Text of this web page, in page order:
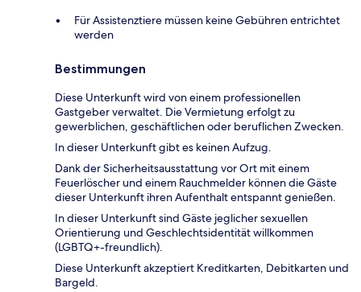
Für Assistenztiere müssen keine Gebühren entrichtet
werden
Bestimmungen
Diese Unterkunft wird von einem professionellen
Gastgeber verwaltet. Die Vermietung erfolgt zu
gewerblichen, geschäftlichen oder beruflichen Zwecken.
In dieser Unterkunft gibt es keinen Aufzug.
Dank der Sicherheitsausstattung vor Ort mit einem
Feuerlöscher und einem Rauchmelder können die Gäste
dieser Unterkunft ihren Aufenthalt entspannt genießen.
In dieser Unterkunft sind Gäste jeglicher sexuellen
Orientierung und Geschlechtsidentität willkommen
(LGBTQ+-freundlich).
Diese Unterkunft akzeptiert Kreditkarten, Debitkarten und
Bargeld.